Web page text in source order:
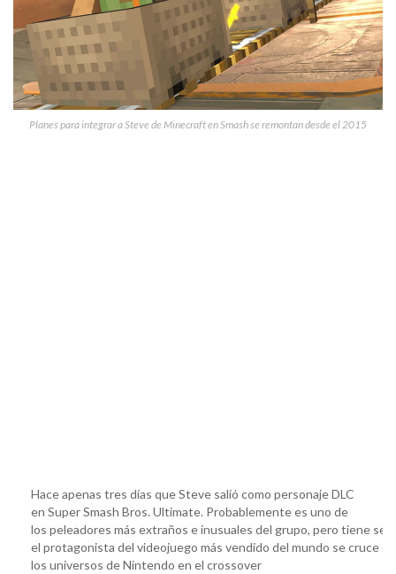
Planes para integrar a Steve de Minecraft en Smash se remontan desde el 2015
Hace apenas tres días que Steve salió como personaje DLC
en Super Smash Bros. Ultimate. Probablemente es uno de
los peleadores más extraños e inusuales del grupo, pero tiene
el protagonista del videojuego más vendido del mundo se cruce
los universos de Nintendo en el crossover